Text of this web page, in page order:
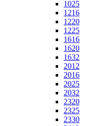
1025
1216
1220
1225
1616
1620
1632
2012
2016
2025
2032
2320
2325
2330